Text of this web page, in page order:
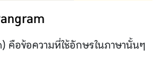
อข้อความที่ใช้อักษรในภาษานั้นๆ